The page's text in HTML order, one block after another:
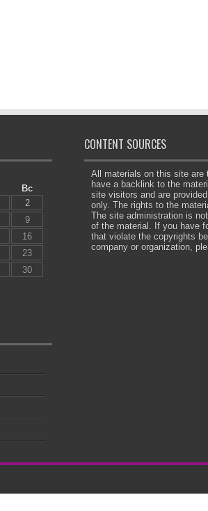
Вс
2
9
16
23
30
CONTENT SOURCES
All materials on this site
have a backlink to the
site visitors and are
only. The rights to the
The site administration is
of the material. If you have
that violate the copyrights
company or organization,